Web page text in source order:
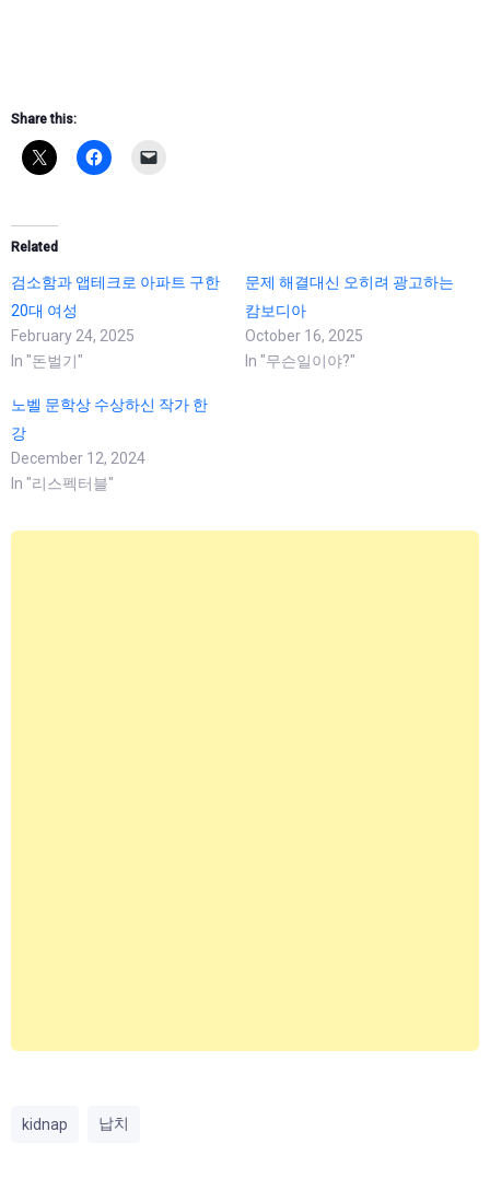
Share this:
Related
검소함과 앱테크로 아파트 구한
20대 여성
February 24, 2025
In "돈벌기"
문제 해결대신 오히려 광고하는
캄보디아
October 16, 2025
In "무슨일이야?"
노벨 문학상 수상하신 작가 한
강
December 12, 2024
In "리스펙터블"
kidnap 납치